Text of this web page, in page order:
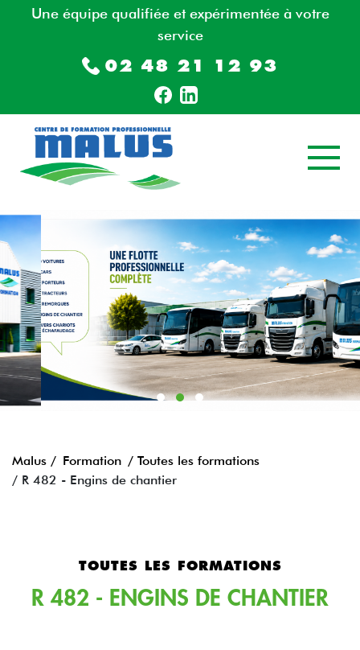
Une équipe qualifiée et expérimentée à votre
service
02 48 21 12 93
Malus / Formation / Toutes les formations
/ R 482 - Engins de chantier
TOUTES LES FORMATIONS
R 482 - ENGINS DE CHANTIER